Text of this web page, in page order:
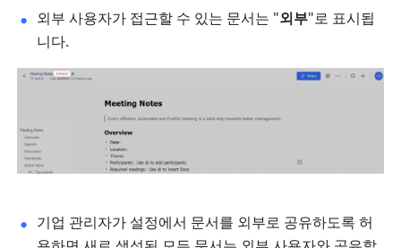
외부 사용자가 접근할 수 있는 문서는 "외부"로 표시됩
니다.
기업 관리자가 설정에서 문서를 외부로 공유하도록 허